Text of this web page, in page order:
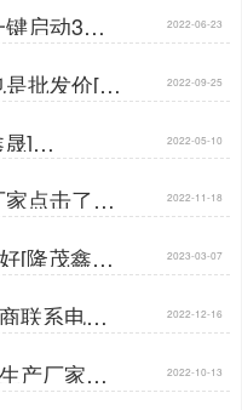
启动3分 2022-06-23
批发价[隆 2022-09-25
晟]… 2022-05-10
点击了解 2022-11-18
[隆茂鑫晟] 2023-03-07
联系电话 2022-12-16
产厂家哪 2022-10-13